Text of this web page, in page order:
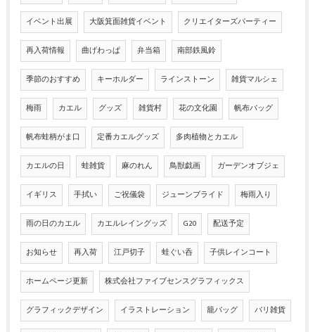
イベント出展 大阪箕面雑貨イベント クリエイターズパーティー
再入荷情報 曲げわっぱ 弁当箱 南部鉄風鈴
季節のおすすめ キーホルダー ラインストーン 雑貨マルシェ
梅雨 カエル グッズ 雑貨村 花の文化園 帆布バッグ
帆布蛙柄がま口 定番カエルグッズ 多肉植物とカエル
カエルの日 蛙雑貨 麻のれん 鳥獣戯画 ガーデンオブジェ
イギリス 手拭い ご祝儀袋 ジューンブライド 梅雨入り
雨の日のカエル カエルレイングッズ G20 配送予定
お知らせ 再入荷 江戸切子 蛙ぐい呑 子供レインコート
ホームページ更新 株式会社ファイブセンスグラフィックス
グラフィックデザイン イラストレーション 籠バッグ バリ雑貨